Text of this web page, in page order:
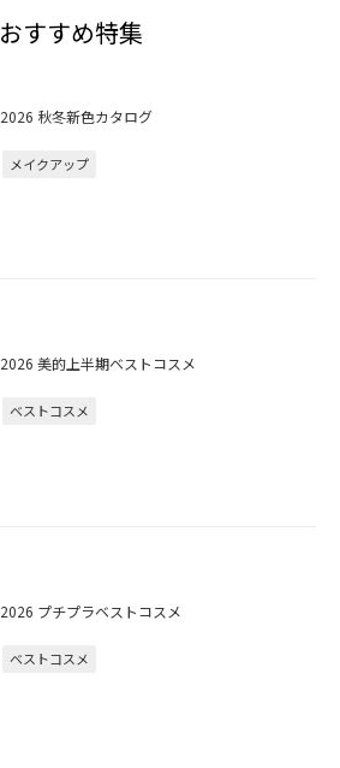
おすすめ特集
2026 秋冬新色カタログ
メイクアップ
2026 美的上半期ベストコスメ
ベストコスメ
2026 プチプラベストコスメ
ベストコスメ